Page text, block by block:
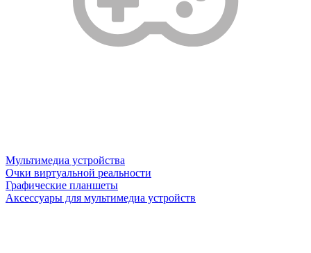
Мультимедиа устройства
Очки виртуальной реальности
Графические планшеты
Аксессуары для мультимедиа устройств